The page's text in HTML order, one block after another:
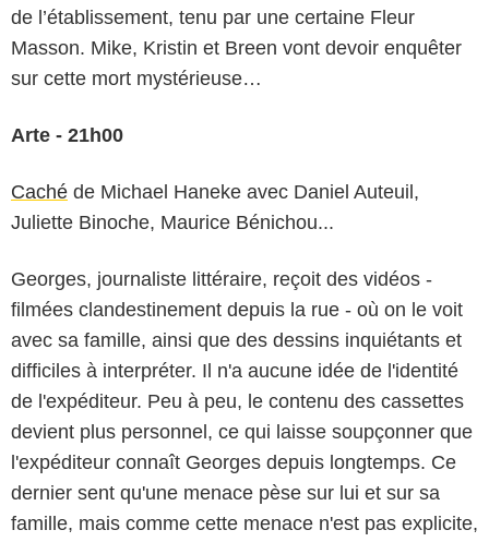
de l’établissement, tenu par une certaine Fleur
Masson. Mike, Kristin et Breen vont devoir enquêter
sur cette mort mystérieuse…
Arte - 21h00
Caché de Michael Haneke avec Daniel Auteuil,
Juliette Binoche, Maurice Bénichou...
Georges, journaliste littéraire, reçoit des vidéos -
filmées clandestinement depuis la rue - où on le voit
avec sa famille, ainsi que des dessins inquiétants et
difficiles à interpréter. Il n'a aucune idée de l'identité
de l'expéditeur. Peu à peu, le contenu des cassettes
devient plus personnel, ce qui laisse soupçonner que
l'expéditeur connaît Georges depuis longtemps. Ce
dernier sent qu'une menace pèse sur lui et sur sa
famille, mais comme cette menace n'est pas explicite,